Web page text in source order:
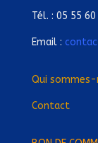
Tél. : 05 55
Email :
Qui sommes-
Contact